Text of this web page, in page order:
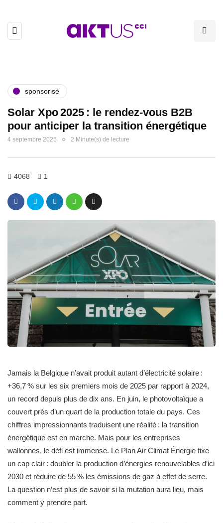
sponsorisé
Solar Xpo 2025 : le rendez-vous B2B
pour anticiper la transition énergétique
4 septembre 2025 2 Minute(s) de lecture
4068 1
Jamais la Belgique n’avait produit autant d’électricité solaire :
+36,7 % sur les six premiers mois de 2025 par rapport à 2024,
un record depuis plus de dix ans. En juin, le photovoltaïque a
couvert près d’un quart de la production totale du pays. Ces
chiffres impressionnants traduisent une réalité : la transition
énergétique est en marche. Mais pour les entreprises
wallonnes, le défi est immense. Le Plan Air Climat Énergie fixe
un cap clair : doubler la production d’énergies renouvelables d’ici
2030 et réduire de 55 % les émissions de gaz à effet de serre.
La question n’est plus de savoir si la mutation aura lieu, mais
comment y prendre part.